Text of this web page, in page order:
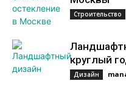
Строительство
круглый
Дизайн